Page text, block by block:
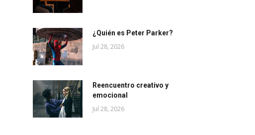
¿Quién es Peter Parker?
Jul 28, 2026
Reencuentro creativo y
emocional
Jul 28, 2026